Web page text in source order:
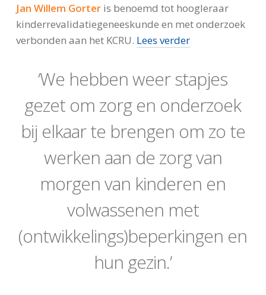
Jan Willem Gorteris benoemd tot hoogleraar
kinderrevalidatiegeneeskunde en met onderzoek
verbonden aan het KCRU. Lees verder
‘We hebben weer stapjes
gezet om zorg en onderzoek
bij elkaar te brengen om zo te
werken aan de zorg van
morgen van kinderen en
volwassenen met
(ontwikkelings)beperkingen en
hun gezin.’